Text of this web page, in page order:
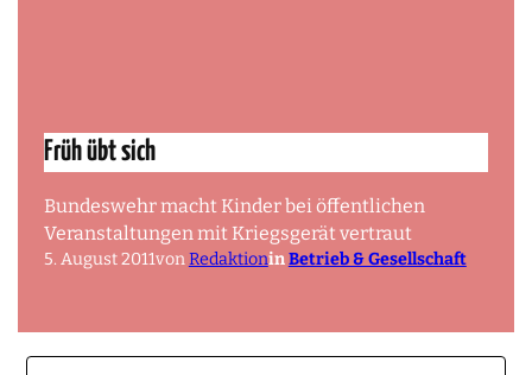
Früh übt sich
Bundeswehr macht Kinder bei öffentlichen
Veranstaltungen mit Kriegsgerät vertraut
5. August 2011vonRedaktioninBetrieb & Gesellschaft